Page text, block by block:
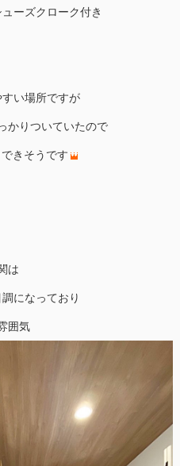
ーズクローク付き
い場所ですが
かりついていたので
きそうです
は
になっており
囲気